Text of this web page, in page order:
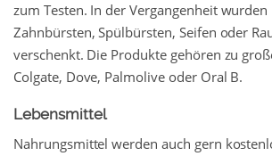
zum Testen. In der Vergangenheit wurden
Zahnbürsten, Spülbürsten, Seifen oder
verschenkt. Die Produkte gehören zu
Colgate, Dove, Palmolive oder Oral B.
Lebensmittel
Nahrungsmittel werden auch gern